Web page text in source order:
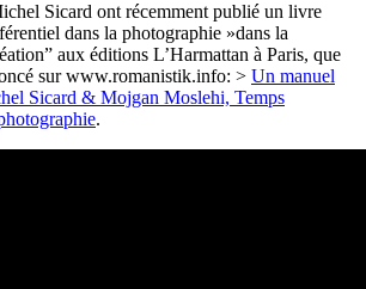
Sicard ont récemment publié un livre
dans la photographie »dans la
aux éditions L’Harmattan à Paris, que
sur www.romanistik.info: > Un manuel
Sicard & Mojgan Moslehi, Temps
.